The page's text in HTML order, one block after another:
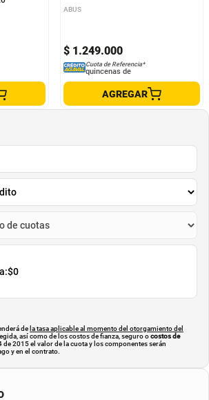
Casco Abus Airbreaker
$ 1.249.000
$0